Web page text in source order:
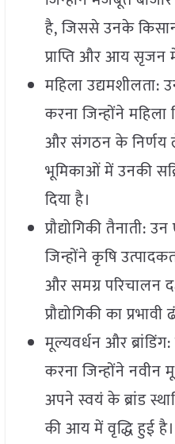
है, जिससे उनके
प्राप्ति और आय सृजन
महिला उद्यमशीलता:
करना जिन्होंने
और संगठन के निर्णय
भूमिकाओं में उनकी
दिया है।
प्रौद्योगिकी तैनाती:
जिन्होंने कृषि
और समग्र परिचालन
प्रौद्योगिकी का
मूल्यवर्धन और
करना जिन्होंने
अपने स्वयं के ब्रांड
की आय में वृद्धि हुई है।